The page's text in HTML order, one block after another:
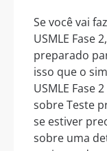
Se você vai
USMLE Fase
preparado
isso que o
USMLE Fase
sobre Teste
se estiver
sobre uma